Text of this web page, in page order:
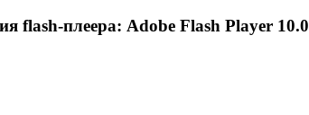
flash-плеера: Adobe Flash Player